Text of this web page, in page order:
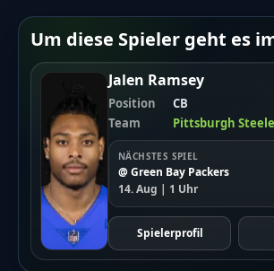
Um diese Spieler geht es
Jalen Ramsey
Position
CB
Team
Pittsburgh
NÄCHSTES SPIEL
@ Green Bay Packers
14. Aug | 1 Uhr
Spielerprofil